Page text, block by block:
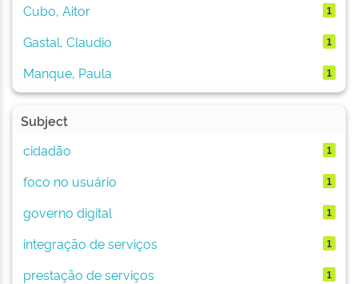
Cubo, Aitor
1
Gastal, Claudio 1
Manque, Paula 1
Subject
cidadão
1
foco no usuário 1
governo digital 1
integração de serviços 1
prestação de serviços 1